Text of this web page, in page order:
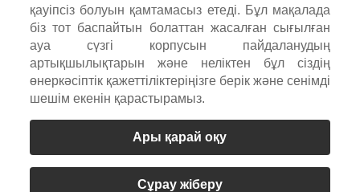
қауіпсіз болуын қамтамасыз етеді. Бұл мақалада
біз тот баспайтын болаттан жасалған сығылған
ауа сүзгі корпусын пайдаланудың
артықшылықтарын және неліктен бұл сіздің
өнеркәсіптік қажеттіліктеріңізге берік және сенімді
шешім екенін қарастырамыз.
Ары қарай оқу
Сұрау жіберу